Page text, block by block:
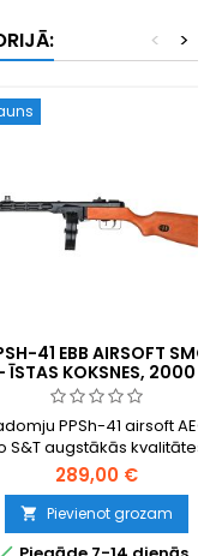
>
<
41 EBB AIRSOFT SMG
ĪSTAS KOKSNES, 2000
GAB. CILINDRS, AR
AIZMUGURĒJO IZPLŪDI
PPSh-41 airsoft AEG
S&T augstākās kvalitātes
WOOD komplektācijā ar
elektrisko aizmugurējo
triecienu. Pilnmetāla
īsta koka stobrs un
289,00 €
 Pievienot grozam